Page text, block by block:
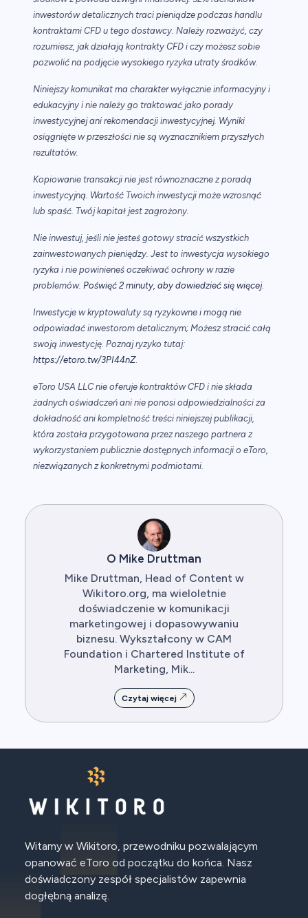
inwestorów detalicznych traci pieniądze podczas handlu
kontraktami CFD u tego dostawcy. Należy rozważyć, czy
rozumiesz, jak działają kontrakty CFD i czy możesz sobie
pozwolić na podjęcie wysokiego ryzyka utraty środków.
Niniejszy komunikat ma charakter wyłącznie informacyjny i
edukacyjny i nie należy go traktować jako porady
inwestycyjnej ani rekomendacji inwestycyjnej. Wyniki
osiągnięte w przeszłości nie są wyznacznikiem przyszłych
rezultatów.
Kopiowanie transakcji nie jest równoznaczne z poradą
inwestycyjną. Wartość Twoich inwestycji może wzrosnąć
lub spaść. Twój kapitał jest zagrożony.
Nie inwestuj, jeśli nie jesteś gotowy stracić wszystkich
zainwestowanych pieniędzy. Jest to inwestycja wysokiego
ryzyka i nie powinieneś oczekiwać ochrony w razie
problemów. Poświęć 2 minuty, aby dowiedzieć się więcej.
Inwestycje w kryptowaluty są ryzykowne i mogą nie
odpowiadać inwestorom detalicznym; Możesz stracić całą
swoją inwestycję. Poznaj ryzyko tutaj:
https://etoro.tw/3PI44nZ.
eToro USA LLC nie oferuje kontraktów CFD i nie składa
żadnych oświadczeń ani nie ponosi odpowiedzialności za
dokładność ani kompletność treści niniejszej publikacji,
która została przygotowana przez naszego partnera z
wykorzystaniem publicznie dostępnych informacji o eToro,
niezwiązanych z konkretnymi podmiotami.
O Mike Druttman
Mike Druttman, Head of Content w
Wikitoro.org, ma wieloletnie
doświadczenie w komunikacji
marketingowej i dopasowywaniu
biznesu. Wykształcony w CAM
Foundation i Chartered Institute of
Marketing, Mik...
Czytaj więcej
Witamy w Wikitoro, przewodniku pozwalającym
opanować eToro od początku do końca. Nasz
doświadczony zespół specjalistów zapewnia
dogłębną analizę.